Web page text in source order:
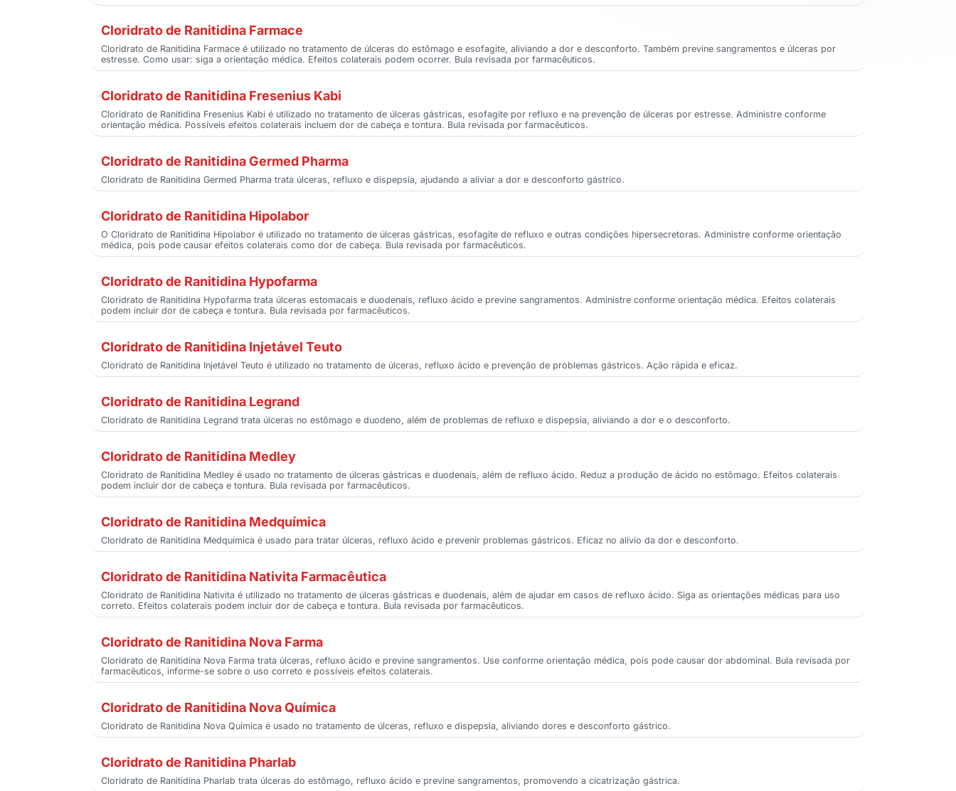
Cloridrato de Ranitidina Farmace
Cloridrato de Ranitidina Farmace é utilizado no tratamento de úlceras do estômago e esofagite, aliviando a dor e desconforto. Também previne sangramentos e úlceras por
estresse. Como usar: siga a orientação médica. Efeitos colaterais podem ocorrer. Bula revisada por farmacêuticos.
Cloridrato de Ranitidina Fresenius Kabi
Cloridrato de Ranitidina Fresenius Kabi é utilizado no tratamento de úlceras gástricas, esofagite por refluxo e na prevenção de úlceras por estresse. Administre conforme
orientação médica. Possíveis efeitos colaterais incluem dor de cabeça e tontura. Bula revisada por farmacêuticos.
Cloridrato de Ranitidina Germed Pharma
Cloridrato de Ranitidina Germed Pharma trata úlceras, refluxo e dispepsia, ajudando a aliviar a dor e desconforto gástrico.
Cloridrato de Ranitidina Hipolabor
O Cloridrato de Ranitidina Hipolabor é utilizado no tratamento de úlceras gástricas, esofagite de refluxo e outras condições hipersecretoras. Administre conforme orientação
médica, pois pode causar efeitos colaterais como dor de cabeça. Bula revisada por farmacêuticos.
Cloridrato de Ranitidina Hypofarma
Cloridrato de Ranitidina Hypofarma trata úlceras estomacais e duodenais, refluxo ácido e previne sangramentos. Administre conforme orientação médica. Efeitos colaterais
podem incluir dor de cabeça e tontura. Bula revisada por farmacêuticos.
Cloridrato de Ranitidina Injetável Teuto
Cloridrato de Ranitidina Injetável Teuto é utilizado no tratamento de úlceras, refluxo ácido e prevenção de problemas gástricos. Ação rápida e eficaz.
Cloridrato de Ranitidina Legrand
Cloridrato de Ranitidina Legrand trata úlceras no estômago e duodeno, além de problemas de refluxo e dispepsia, aliviando a dor e o desconforto.
Cloridrato de Ranitidina Medley
Cloridrato de Ranitidina Medley é usado no tratamento de úlceras gástricas e duodenais, além de refluxo ácido. Reduz a produção de ácido no estômago. Efeitos colaterais
podem incluir dor de cabeça e tontura. Bula revisada por farmacêuticos.
Cloridrato de Ranitidina Medquímica
Cloridrato de Ranitidina Medquímica é usado para tratar úlceras, refluxo ácido e prevenir problemas gástricos. Eficaz no alívio da dor e desconforto.
Cloridrato de Ranitidina Nativita Farmacêutica
Cloridrato de Ranitidina Nativita é utilizado no tratamento de úlceras gástricas e duodenais, além de ajudar em casos de refluxo ácido. Siga as orientações médicas para uso
correto. Efeitos colaterais podem incluir dor de cabeça e tontura. Bula revisada por farmacêuticos.
Cloridrato de Ranitidina Nova Farma
Cloridrato de Ranitidina Nova Farma trata úlceras, refluxo ácido e previne sangramentos. Use conforme orientação médica, pois pode causar dor abdominal. Bula revisada por
farmacêuticos, informe-se sobre o uso correto e possíveis efeitos colaterais.
Cloridrato de Ranitidina Nova Química
Cloridrato de Ranitidina Nova Química é usado no tratamento de úlceras, refluxo e dispepsia, aliviando dores e desconforto gástrico.
Cloridrato de Ranitidina Pharlab
Cloridrato de Ranitidina Pharlab trata úlceras do estômago, refluxo ácido e previne sangramentos, promovendo a cicatrização gástrica.